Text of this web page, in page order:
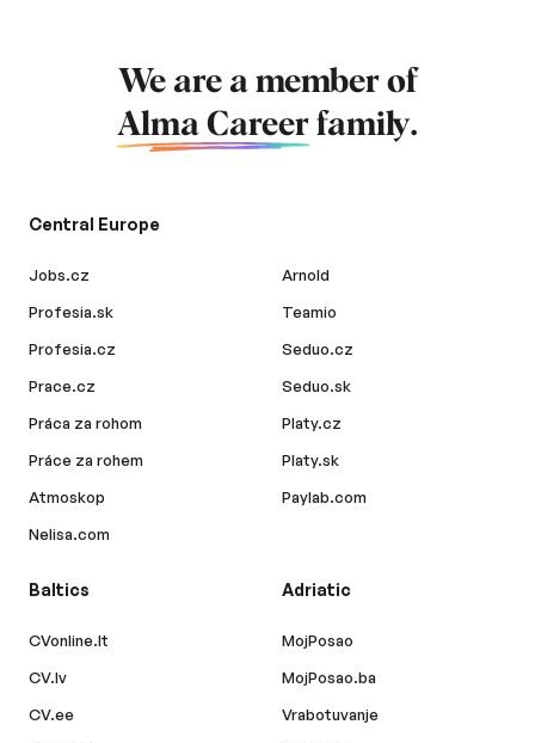
We are a member of
Alma Career family.
Central Europe
Jobs.cz
Profesia.sk
Profesia.cz
Prace.cz
Práca za rohom
Práce za rohem
Atmoskop
Nelisa.com
Arnold
Teamio
Seduo.cz
Seduo.sk
Platy.cz
Platy.sk
Paylab.com
Baltics
CVonline.lt
CV.lv
CV.ee
Adriatic
MojPosao
MojPosao.ba
Vrabotuvanje